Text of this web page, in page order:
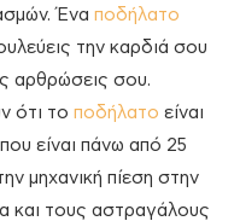
Ένα ποδήλατο
την καρδιά σου
αρθρώσεις σου.
ότι το ποδήλατο είναι
είναι πάνω από 25
μηχανική πίεση στην
και τους αστραγάλους